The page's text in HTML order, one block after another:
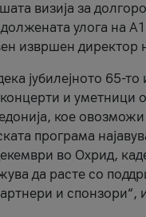
визија за
улога на
извршен директор
јубилејното 65-
и уметници
кое
програма
во Охрид,
да расте со
и спонзори“,